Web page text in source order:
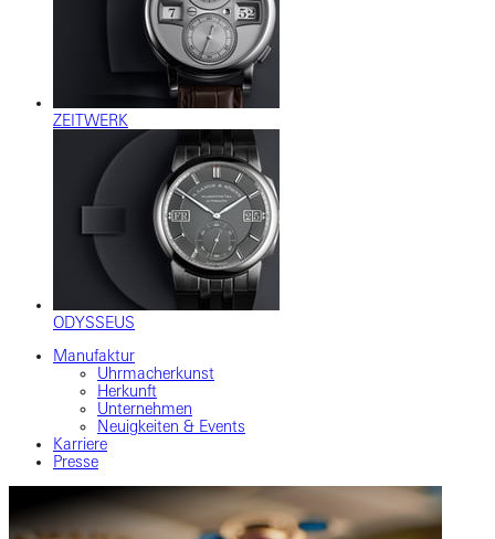
ZEITWERK
ODYSSEUS
Manufaktur
Uhrmacherkunst
Herkunft
Unternehmen
Neuigkeiten & Events
Karriere
Presse